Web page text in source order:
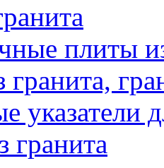
плиты
указатели
гранита